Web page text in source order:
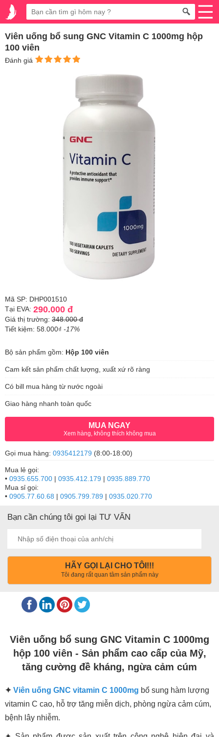
Viên uống bổ sung GNC Vitamin C 1000mg hộp
100 viên
Đánh giá
Mã SP: DHP001510
Tại EVA: 290.000 đ
Giá thị trường: 348.000 đ
Tiết kiệm: 58.000₫ -17%
Bộ sản phẩm gồm: Hộp 100 viên
Cam kết sản phẩm chất lượng, xuất xứ rõ ràng
Có bill mua hàng từ nước ngoài
Giao hàng nhanh toàn quốc
MUA NGAY
Xem hàng, không thích không mua
Gọi mua hàng: 0935412179 (8:00-18:00)
Mua lẻ gọi:
• 0935.655.700 | 0935.412.179 | 0935.889.770
Mua sỉ gọi:
• 0905.77.60.68 | 0905.799.789 | 0935.020.770
Bạn cần chúng tôi gọi lại TƯ VẤN
HÃY GỌI LẠI CHO TÔI!!!
Tôi đang rất quan tâm sản phẩm này
Viên uống bổ sung GNC Vitamin C 1000mg
hộp 100 viên - Sản phẩm cao cấp của Mỹ,
tăng cường đề kháng, ngừa cảm cúm
✦ Viên uống GNC vitamin C 1000mg bổ sung hàm lượng
vitamin C cao, hỗ trợ tăng miễn dịch, phòng ngừa cảm cúm,
bệnh lây nhiễm.